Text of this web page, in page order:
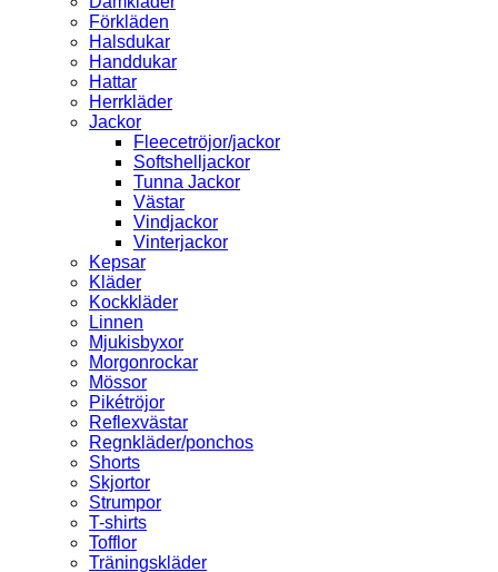
Förkläden
Halsdukar
Handdukar
Hattar
Herrkläder
Jackor
Fleecetröjor/jackor
Softshelljackor
Tunna Jackor
Västar
Vindjackor
Vinterjackor
Kepsar
Kläder
Kockkläder
Linnen
Mjukisbyxor
Morgonrockar
Mössor
Pikétröjor
Reflexvästar
Regnkläder/ponchos
Shorts
Skjortor
Strumpor
T-shirts
Tofflor
Träningskläder